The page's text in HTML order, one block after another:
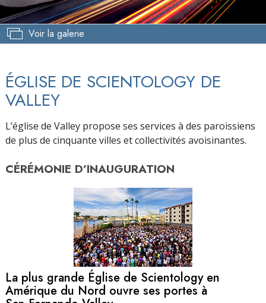
Voir la galerie
ÉGLISE DE SCIENTOLOGY DE
VALLEY
L’église de Valley propose ses services à des paroissiens
de plus de cinquante villes et collectivités avoisinantes.
CÉRÉMONIE D’INAUGURATION
La plus grande Église de Scientology en
Amérique du Nord ouvre ses portes à